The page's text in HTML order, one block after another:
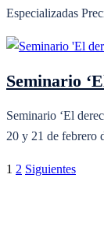
Especializadas
Seminario
Seminario ‘El
20 y 21 de
Paginación
1 2 Siguientes